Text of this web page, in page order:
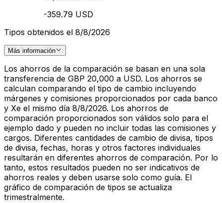
-359.79 USD
Tipos obtenidos el 8/8/2026
Más información
Los ahorros de la comparación se basan en una sola
transferencia de GBP 20,000 a USD. Los ahorros se
calculan comparando el tipo de cambio incluyendo
márgenes y comisiones proporcionados por cada banco
y Xe el mismo día 8/8/2026. Los ahorros de
comparación proporcionados son válidos solo para el
ejemplo dado y pueden no incluir todas las comisiones y
cargos. Diferentes cantidades de cambio de divisa, tipos
de divisa, fechas, horas y otros factores individuales
resultarán en diferentes ahorros de comparación. Por lo
tanto, estos resultados pueden no ser indicativos de
ahorros reales y deben usarse solo como guía. El
gráfico de comparación de tipos se actualiza
trimestralmente.